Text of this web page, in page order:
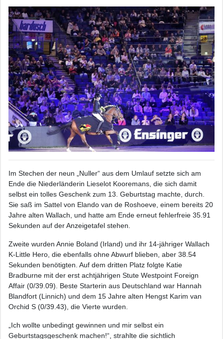
Im Stechen der neun „Nuller“ aus dem Umlauf setzte sich am
Ende die Niederländerin Lieselot Kooremans, die sich damit
selbst ein tolles Geschenk zum 13. Geburtstag machte, durch.
Sie saß im Sattel von Elando van de Roshoeve, einem bereits 20
Jahre alten Wallach, und hatte am Ende erneut fehlerfreie 35.91
Sekunden auf der Anzeigetafel stehen.
Zweite wurden Annie Boland (Irland) und ihr 14-jähriger Wallach
K-Little Hero, die ebenfalls ohne Abwurf blieben, aber 38.54
Sekunden benötigten. Auf dem dritten Platz folgte Katie
Bradburne mit der erst achtjährigen Stute Westpoint Foreign
Affair (0/39.09). Beste Starterin aus Deutschland war Hannah
Blandfort (Linnich) und dem 15 Jahre alten Hengst Karim van
Orchid S (0/39.43), die Vierte wurden.
„Ich wollte unbedingt gewinnen und mir selbst ein
Geburtstagsgeschenk machen!“, strahlte die sichtlich